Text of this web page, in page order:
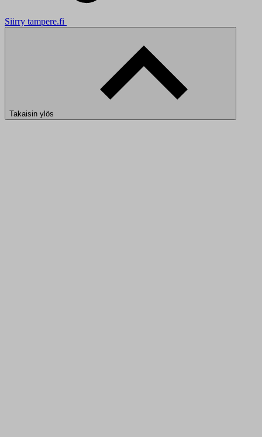
Siirry tampere.fi
Takaisin ylös